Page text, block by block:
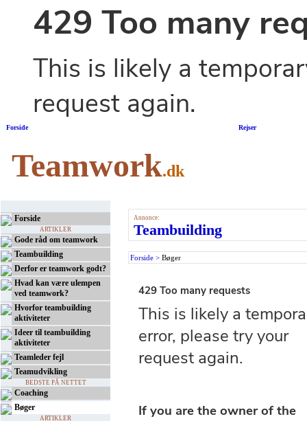
Forside Rejser
Teamwork.dk
Forside
ARTIKLER
Gode råd om teamwork
Teambuilding
Derfor er teamwork godt?
Hvad kan være ulempen
ved teamwork?
Hvorfor teambuilding
aktiviteter
Ideer til teambuilding
aktiviteter
Teamleder fejl
Teamudvikling
BEDSTE PÅ NETTET
Coaching
Bøger
ARTIKLER
Annonce:
Teambuilding
Forside > Bøger